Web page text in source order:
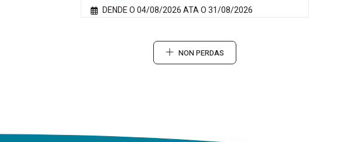
DENDE O 04/08/2026 ATA O 31/08/2026
NON PERDAS